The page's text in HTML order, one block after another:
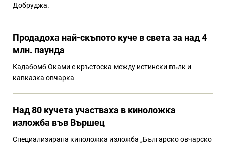
Добруджа.
Продадоха най-скъпото куче в света за над 4
млн. паунда
Кадабомб Оками е кръстоска между истински вълк и
кавказка овчарка
Над 80 кучета участваха в киноложка
изложба във Вършец
Специализирана киноложка изложба „Българско овчарско